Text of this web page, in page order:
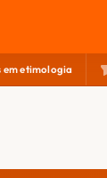
em etimologia